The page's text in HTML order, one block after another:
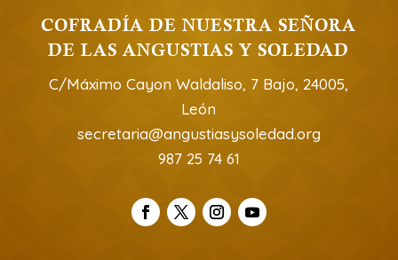
COFRADÍA DE NUESTRA SEÑORA
DE LAS ANGUSTIAS Y SOLEDAD
C/Máximo Cayon Waldaliso, 7 Bajo, 24005,
León
secretaria@angustiasysoledad.org
987 25 74 61